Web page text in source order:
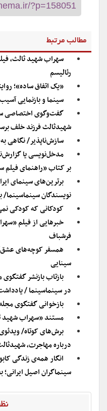
مطالب مرتبط
سهراب شهید ثالث،
رئالیسم
«یک اتفاق ساده»؛
سینما و بازنمایی
گفت‌وگوی اختصاصی
شهیدثالث فرزند خلف
سازش‌ناپذیر/ نگاهی
مدخل‌‌نویسی یا
بر کتاب «راهنمای فیلم
برترین‌های سینمای
نویسندگان
کودکانی که کودکی
خبرهایی از فیلم
فرشباف
همسفر کوچه‌های
سینایی
بازتاب بازنشر
در سینماسینما /
بازخوانی گفتگوی
مستند «سهراب شهید
برش‌های کوتاه/
درباره مهاجرت،
انگار همه‌ی زندگی
سینماگران اصیل